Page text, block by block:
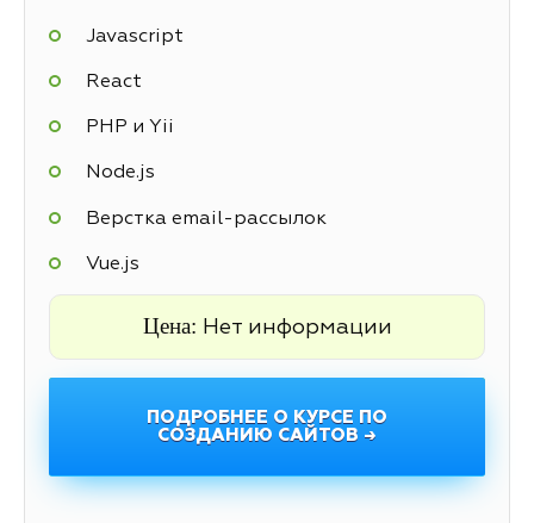
Javascript
React
PHP и Yii
Node.js
Верстка email-рассылок
Vue.js
Цена: Нет информации
ПОДРОБНЕЕ О КУРСЕ ПО
СОЗДАНИЮ САЙТОВ →